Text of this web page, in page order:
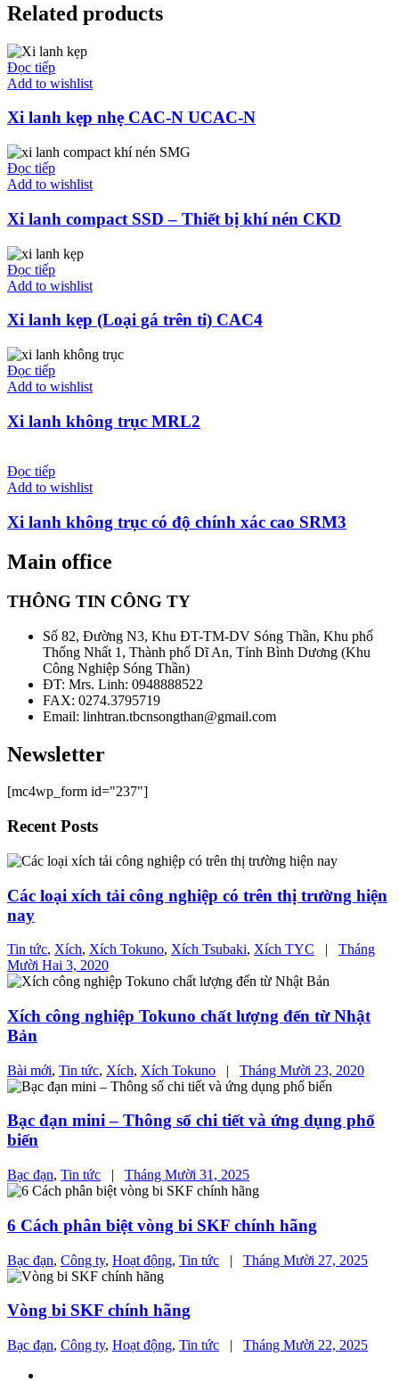
Related products
Đọc tiếp
Add to wishlist
Xi lanh kẹp nhẹ CAC-N UCAC-N
Đọc tiếp
Add to wishlist
Xi lanh compact SSD – Thiết bị khí nén CKD
Đọc tiếp
Add to wishlist
Xi lanh kẹp (Loại gá trên ti) CAC4
Đọc tiếp
Add to wishlist
Xi lanh không trục MRL2
Đọc tiếp
Add to wishlist
Xi lanh không trục có độ chính xác cao SRM3
Main office
THÔNG TIN CÔNG TY
Số 82, Đường N3, Khu ĐT-TM-DV Sóng Thần, Khu phố
Thống Nhất 1, Thành phố Dĩ An, Tỉnh Bình Dương (Khu
Công Nghiệp Sóng Thần)
ĐT: Mrs. Linh: 0948888522
FAX: 0274.3795719
Email: linhtran.tbcnsongthan@gmail.com
Newsletter
[mc4wp_form id="237"]
Recent Posts
Các loại xích tải công nghiệp có trên thị trường hiện
nay
Tin tức, Xích, Xích Tokuno, Xích Tsubaki, Xích TYC |
Tháng
Mười Hai 3, 2020
Xích công nghiệp Tokuno chất lượng đến từ Nhật
Bản
Bài mới, Tin tức, Xích, Xích Tokuno | Tháng Mười 23, 2020
Bạc đạn mini – Thông số chi tiết và ứng dụng phổ
biến
Bạc đạn, Tin tức | Tháng Mười 31, 2025
6 Cách phân biệt vòng bi SKF chính hãng
Bạc đạn, Công ty, Hoạt động, Tin tức | Tháng Mười 27, 2025
Vòng bi SKF chính hãng
Bạc đạn, Công ty, Hoạt động, Tin tức | Tháng Mười 22, 2025